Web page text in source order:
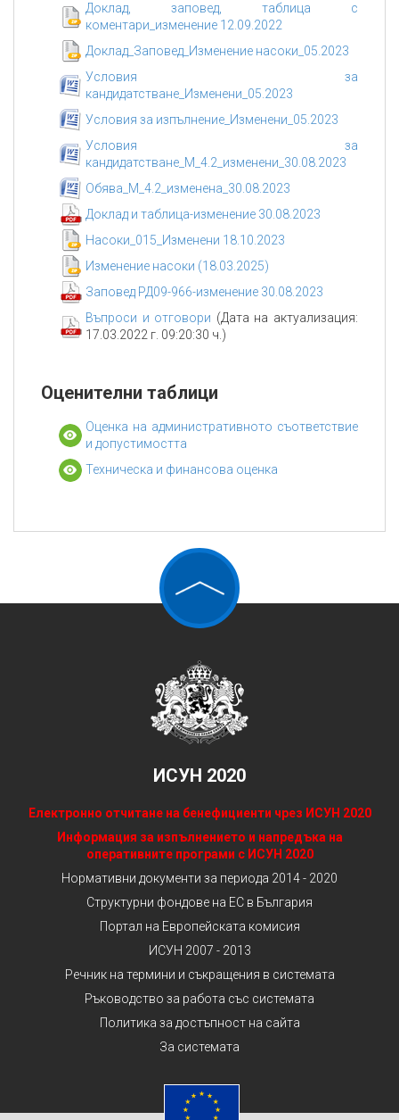
Доклад, заповед, таблица с
коментари_изменение 12.09.2022
Доклад_Заповед_Изменение насоки_05.2023
Условия за
кандидатстване_Изменени_05.2023
Условия за изпълнение_Изменени_05.2023
Условия за
кандидатстване_М_4.2_изменени_30.08.2023
Обява_М_4.2_изменена_30.08.2023
Доклад и таблица-изменение 30.08.2023
Насоки_015_Изменени 18.10.2023
Изменение насоки (18.03.2025)
Заповед РД09-966-изменение 30.08.2023
Въпроси и отговори (Дата на актуализация:
17.03.2022 г. 09:20:30 ч.)
Оценителни таблици
Оценка на административното съответствие
и допустимостта
Техническа и финансова оценка
ИСУН 2020
Електронно отчитане на бенефициенти чрез ИСУН 2020
Информация за изпълнението и напредъка на
оперативните програми с ИСУН 2020
Нормативни документи за периода 2014 - 2020
Структурни фондове на ЕС в България
Портал на Европейската комисия
ИСУН 2007 - 2013
Речник на термини и съкращения в системата
Ръководство за работа със системата
Политика за достъпност на сайта
За системата